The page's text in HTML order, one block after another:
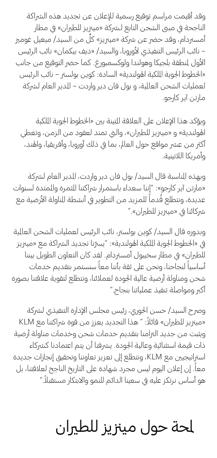
وقد أقيمت مراسم توقيع رسمية للإعلان عن تجديد هذه الشراكة
الناجحة في مبنى الشحن التابع لـشركة «مينزيز للطيران» في مطار
أمستردام، وقد حضر عن شركة «مينزيز» كلٌ من السيد/ ميغيل غوميز
– نائب الرئيس التنفيذي لأوروبا، والسيد/ «ديف بيكمان» نائب الرئيس
الأول لمنطقة بلجيكا وهولندا ولوكسمبورغ. كما حضر التوقيع من جانب
«الخطوط الجوية الملكية الهولندية» السادة: كوين بولستر – نائب الرئيس
لعمليات الشحن العالمية، و بول فان دير واردت – المدير العام لشركة
مارتن آير كارجو.
ويؤكد هذا الإعلان على العلاقة المتينة بين «الخطوط الجوية الملكية
الهولندية» و «مينزيز للطيران»، والتي تمتد لعقود من الزمن، وتغطي
أكثر من عشر مواقع حول العالم، بما في ذلك أوروبا، وأفريقيا، والهند،
وأمريكا اللاتينية.
وبهذه المناسبة قال السيد/ بول فان دير واردت، المدير العام لشركة
«مارتن آير كارجو»: “إننا سعداء باستمرار شراكتنا المثمرة والممتدة لسنوات
عديدة، ونتطلع قُدماً للمزيد من التطوير في أنشطة المناولة الأرضية مع
شركائنا في «مينزيز للطيران».”
وبدوره قال السيد/ كوين بولستر، نائب الرئيس لعمليات الشحن العالمية
في «الخطوط الجوية الملكية الهولندية»: “يسرّنا تجديد الشراكة مع «مينزيز
للطيران» في مطار سخيبول أمستردام. لقد كان التعاون الطويل بيننا
أساسياً لنجاحنا، ونحن على ثقة بأننا معاً سنستمر بتقديم خدمات
شحن ومناولة أرضية عالية الجودة لعملائنا، ونتطلع لتقوية علاقتنا بصورة
أكبر ومواصلة تنفيذ عملياتنا بنجاح.”
وصرح السيد/ حسن الحوري، رئيس مجلس الإدارة التنفيذي لشركة
«مينزيز للطيران» قائلاً: ” هذا التجديد يعزز من قوة شراكتنا مع KLM
ويثبت من جديد التزامنا بتقديم خدمات شحن وخدمات مناولة أرضية
ذات قيمة استثنائية وعالية الجودة. يشرفنا أن يتم اعتمادنا كشركاء
استراتيجيين مع KLM، ونتطلع إلى تعزيز تعاوننا وتحقيق إنجازات جديدة
معاً. إن إعلان اليوم ليس مجرد شهادة على التاريخ الناجح لعلاقتنا، بل
هو أساس نرتكز عليه في سعينا الدائم للنمو والابتكار مستقبلاً.”
لمحة حول مينزيز للطيران